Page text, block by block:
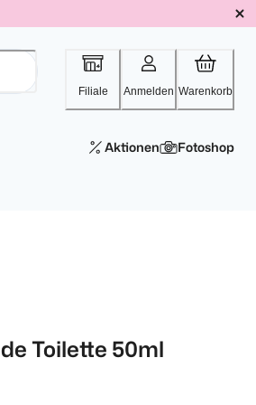
Filiale Anmelden Warenkorb
Aktionen Fotoshop
Toilette 50ml